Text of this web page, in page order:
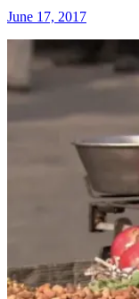
June 17, 2017